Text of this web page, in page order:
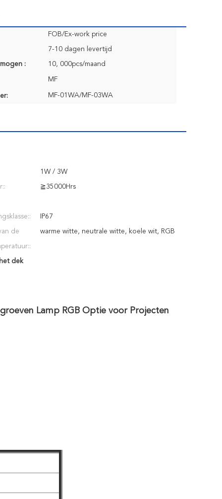
FOB/Ex-work price
7-10 dagen levertijd
: 10, 000pcs/maand
MF
MF-01WA/MF-03WA
1W / 3W
≧35000Hrs
IP67
de warme witte, neutrale witte, koele wit, RGB
dek
Lamp RGB Optie voor Projecten